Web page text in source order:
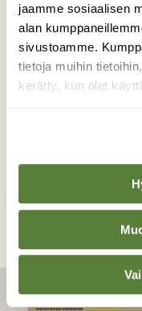
jaamme sosiaalisen
alan
sivustoamme.
tietoja muihin
kerätty, kun olet
Valokuvaaja: